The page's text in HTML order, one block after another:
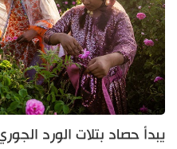
يبدأ حصاد بتلات الورد